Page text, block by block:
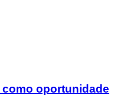
oportunidade